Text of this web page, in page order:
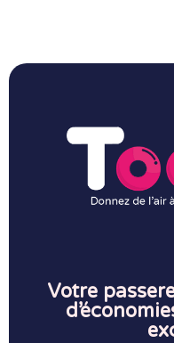
Votre